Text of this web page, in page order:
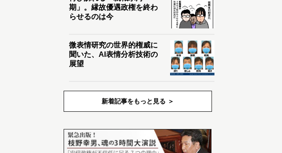
期」。縁故優遇政権を終わ
らせるのは今
微表情研究の世界的権威に
聞いた、AI表情分析技術の
展望
新着記事をもっと見る